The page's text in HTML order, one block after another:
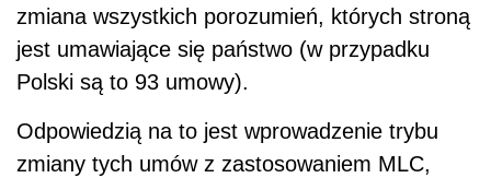
zmiana wszystkich porozumień, których stroną
jest umawiające się państwo (w przypadku
Polski są to 93 umowy).
Odpowiedzią na to jest wprowadzenie trybu
zmiany tych umów z zastosowaniem MLC,